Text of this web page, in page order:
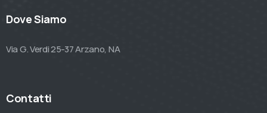
Dove Siamo
Via G. Verdi 25-37 Arzano, NA
Contatti